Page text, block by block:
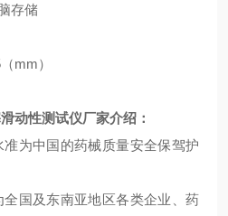
存储
（mm）
动性测试仪厂家介绍：
为中国的药械质量安全保驾护
国及东南亚地区各类企业、药